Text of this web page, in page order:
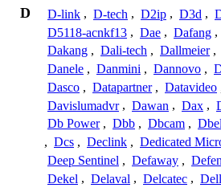
D D-link , D-tech , D2ip , D3d ,
D5118-acnkf13 , Dae , Dafang ,
Dakang , Dali-tech , Dallmeier ,
Danele , Danmini , Dannovo ,
Dasco , Datapartner , Datavideo
Davislumadvr , Dawan , Dax ,
Db Power , Dbb , Dbcam ,
, Dcs , Declink , Dedicated
Deep Sentinel , Defaway ,
Dekel , Delaval , Delcatec , Dell